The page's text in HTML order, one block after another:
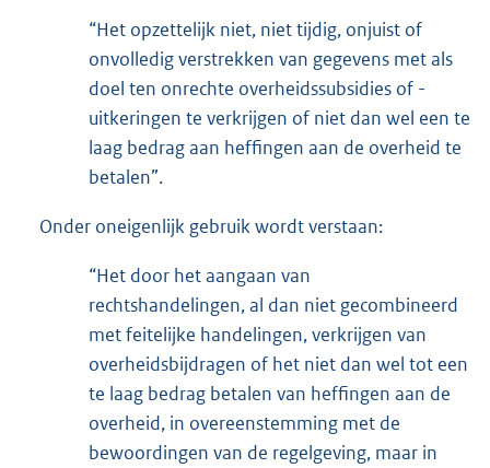
“Het opzettelijk niet, niet tijdig, onjuist of
onvolledig verstrekken van gegevens met als
doel ten onrechte overheidssubsidies of -
uitkeringen te verkrijgen of niet dan wel een te
laag bedrag aan heffingen aan de overheid te
betalen”.
Onder oneigenlijk gebruik wordt verstaan:
“Het door het aangaan van
rechtshandelingen, al dan niet gecombineerd
met feitelijke handelingen, verkrijgen van
overheidsbijdragen of het niet dan wel tot een
te laag bedrag betalen van heffingen aan de
overheid, in overeenstemming met de
bewoordingen van de regelgeving, maar in